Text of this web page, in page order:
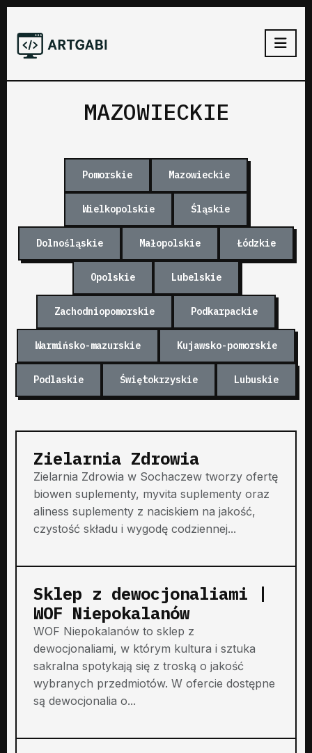
MAZOWIECKIE
Pomorskie Mazowieckie
Wielkopolskie Śląskie
Dolnośląskie Małopolskie Łódzkie
Opolskie Lubelskie
Zachodniopomorskie Podkarpackie
Warmińsko-mazurskie Kujawsko-pomorskie
Podlaskie Świętokrzyskie Lubuskie
Zielarnia Zdrowia
Zielarnia Zdrowia w Sochaczew tworzy ofertę
biowen suplementy, myvita suplementy oraz
aliness suplementy z naciskiem na jakość,
czystość składu i wygodę codziennej...
Sklep z dewocjonaliami |
WOF Niepokalanów
WOF Niepokalanów to sklep z
dewocjonaliami, w którym kultura i sztuka
sakralna spotykają się z troską o jakość
wybranych przedmiotów. W ofercie dostępne
są dewocjonalia o...